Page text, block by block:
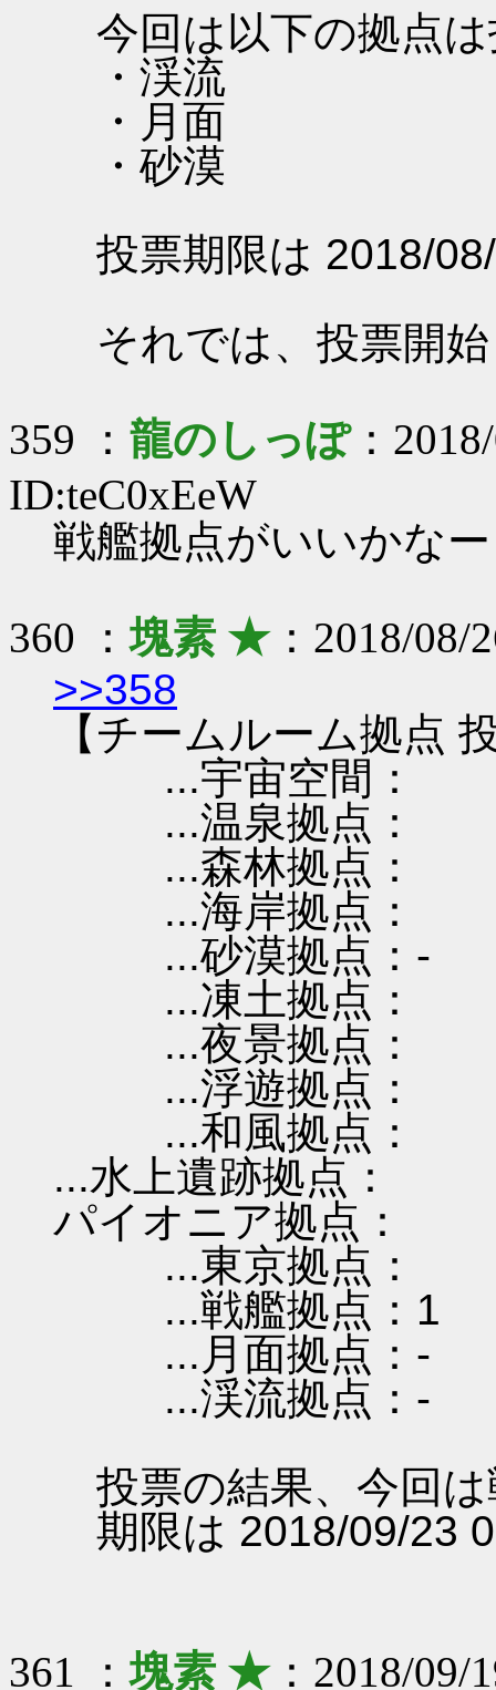
今回は以下の拠点
・渓流
・月面
・砂漠
投票期限は 2018/
それでは、投票開
359 ： 龍のしっぽ：
ID:teC0xEeW
戦艦拠点がいいかなー
360 ：塊素 ★：2018/08/
>>358
【チームルーム拠点
...宇宙空間：
...温泉拠点：
...森林拠点：
...海岸拠点：
...砂漠拠点：-
...凍土拠点：
...夜景拠点：
...浮遊拠点：
...和風拠点：
...水上遺跡拠点：
パイオニア拠点：
...東京拠点：
...戦艦拠点：1
...月面拠点：-
...渓流拠点：-
投票の結果、今回
期限は 2018/09/23
361 ：塊素 ★：2018/09/